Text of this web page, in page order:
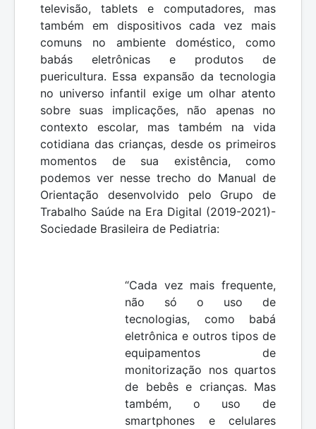
televisão, tablets e computadores, mas
também em dispositivos cada vez mais
comuns no ambiente doméstico, como
babás eletrônicas e produtos de
puericultura. Essa expansão da tecnologia
no universo infantil exige um olhar atento
sobre suas implicações, não apenas no
contexto escolar, mas também na vida
cotidiana das crianças, desde os primeiros
momentos de sua existência, como
podemos ver nesse trecho do Manual de
Orientação desenvolvido pelo Grupo de
Trabalho Saúde na Era Digital (2019-2021)-
Sociedade Brasileira de Pediatria:
“Cada vez mais frequente,
não só o uso de
tecnologias, como babá
eletrônica e outros tipos de
equipamentos de
monitorização nos quartos
de bebês e crianças. Mas
também, o uso de
smartphones e celulares